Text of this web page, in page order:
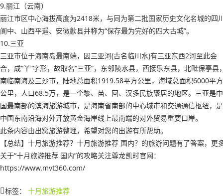
9.丽江（云南）
丽江市区中心海拔高度为2418米，与同为第二批国家历史文化名城的四
阆中、山西平遥、安徽歙县并称为“保存最为完好的四大古城”。
10.三亚
三亚市位于海南岛最南端，因三亚河(古名临川水)有三亚东西2河至此会
合，成“丫”字形，故取名“三亚”，东邻陵水县，西接乐东县，北毗保亭县
南临南海及三沙市，陆地总面积1919.58平方公里，海域总面积6000平方
公里，人口68.5万，是一个黎、苗、回、汉多民族聚居的地区。三亚是中
国最南部的滨海旅游城市，是海南省南部的中心城市和交通通信枢纽，是
中国东南沿海对外开放黄金海岸线上最南端的对外贸易重要口岸。
此条内容由出窝旅游整理，希望对您的出游有所帮助。
【总结】十月旅游推荐？十月旅游推荐 国内？的旅游问题有了答案，更
关于“十月旅游推荐 国内”的攻略关注尊龙凯时官网：
https://www.mvt360.com/
标签： 十月旅游推荐